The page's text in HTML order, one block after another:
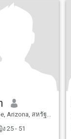
Arizona, สหรัฐอเมริกา
25 - 51